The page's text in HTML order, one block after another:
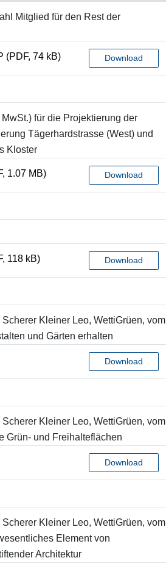
Mitglied für den Rest der
(PDF, 74 kB) Download
für die Projektierung der
Tägerhardstrasse (West) und
Kloster
1.07 MB) Download
118 kB) Download
Kleiner Leo, WettiGrüen, vom
und Gärten erhalten
Download
Kleiner Leo, WettiGrüen, vom
Grün- und Freihalteflächen
Download
Kleiner Leo, WettiGrüen, vom
Element von
Architektur